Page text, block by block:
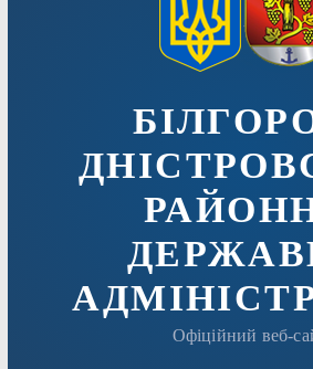
Офіційний веб-